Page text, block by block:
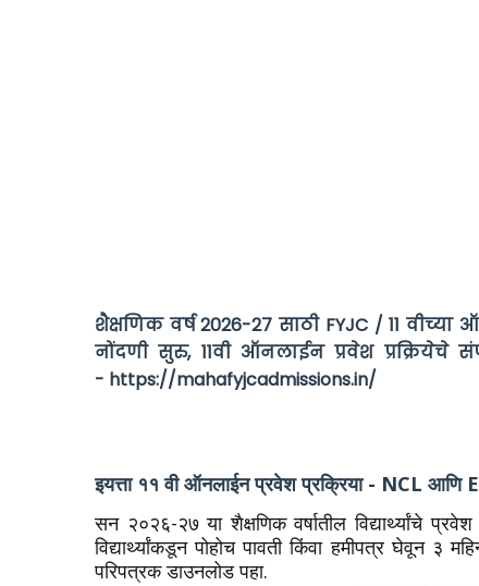
शैक्षणिक वर्ष 2026-27 साठी FYJC / 11 वीच्या
नोंदणी सुरु, 11वी ऑनलाईन प्रवेश प्रक्रियेचे
- https://mahafyjcadmissions.in/
इयत्ता ११ वी ऑनलाईन प्रवेश प्रक्रिया - NCL आणि
सन २०२६-२७ या शैक्षणिक वर्षातील विद्यार्थ्यांचे
विद्यार्थ्यांकडून पोहोच पावती किंवा हमीपत्र घेवून ३
परिपत्रक डाउनलोड पहा.